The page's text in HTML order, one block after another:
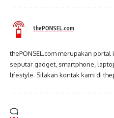
thePONSEL.com
thePONSEL.com merupakan
seputar gadget, smartphone,
lifestyle. Silakan kontak kami di